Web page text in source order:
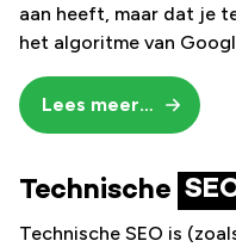
aan heeft, maar dat je
het algoritme van
Lees meer…
Technische
Technische SEO is